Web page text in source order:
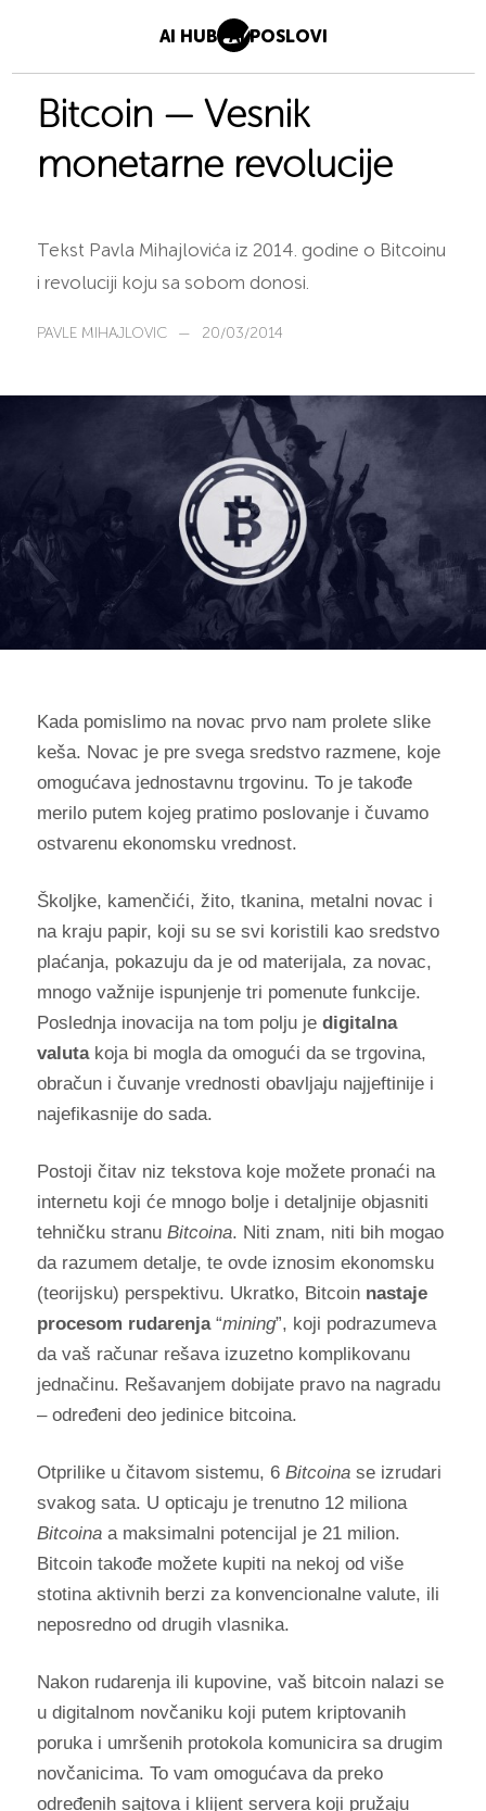
AI HUB AI POSLOVI
Bitcoin — Vesnik
monetarne revolucije
Tekst Pavla Mihajlovića iz 2014. godine o Bitcoinu
i revoluciji koju sa sobom donosi.
PAVLE MIHAJLOVIC — 20/03/2014
Kada pomislimo na novac prvo nam prolete slike
keša. Novac je pre svega sredstvo razmene, koje
omogućava jednostavnu trgovinu. To je takođe
merilo putem kojeg pratimo poslovanje i čuvamo
ostvarenu ekonomsku vrednost.
Školjke, kamenčići, žito, tkanina, metalni novac i
na kraju papir, koji su se svi koristili kao sredstvo
plaćanja, pokazuju da je od materijala, za novac,
mnogo važnije ispunjenje tri pomenute funkcije.
Poslednja inovacija na tom polju je digitalna
valutakoja bi mogla da omogući da se trgovina,
obračun i čuvanje vrednosti obavljaju najjeftinije i
najefikasnije do sada.
Postoji čitav niz tekstova koje možete pronaći na
internetu koji će mnogo bolje i detaljnije objasniti
tehničku stranu Bitcoina. Niti znam, niti bih mogao
da razumem detalje, te ovde iznosim ekonomsku
(teorijsku) perspektivu. Ukratko, Bitcoin nastaje
procesom rudarenja“mining”, koji podrazumeva
da vaš računar rešava izuzetno komplikovanu
jednačinu. Rešavanjem dobijate pravo na nagradu
– određeni deo jedinice bitcoina.
Otprilike u čitavom sistemu, 6Bitcoinase izrudari
svakog sata. U opticaju je trenutno 12 miliona
Bitcoinaa maksimalni potencijal je 21 milion.
Bitcoin takođe možete kupiti na nekoj od više
stotina aktivnih berzi za konvencionalne valute, ili
neposredno od drugih vlasnika.
Nakon rudarenja ili kupovine, vaš bitcoin nalazi se
u digitalnom novčaniku koji putem kriptovanih
poruka i umršenih protokola komunicira sa drugim
novčanicima. To vam omogućava da preko
određenih sajtova i klijent servera koji pružaju